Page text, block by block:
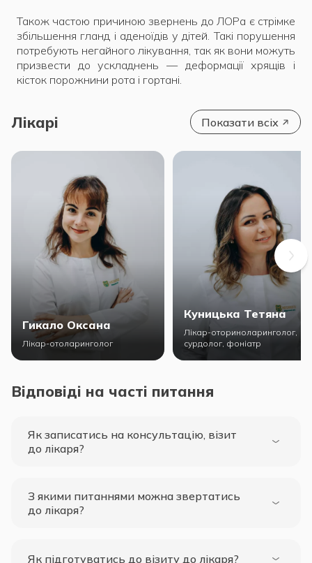
Також частою причиною звернень до ЛОРа є стрімке
збільшення гланд і аденоїдів у дітей. Такі порушення
потребують негайного лікування, так як вони можуть
призвести до ускладнень — деформації хрящів і
кісток порожнини рота і гортані.
Лікарі Показати всіх
Гикало Оксана
Лікар-отоларинголог
Куницька Тетяна
Лікар-оториноларинголог,
сурдолог, фоніатр
Відповіді на часті питання
Як записатись на консультацію, візит
до лікаря?
З якими питаннями можна звертатись
до лікаря?
Як підготуватись до візиту до лікаря?